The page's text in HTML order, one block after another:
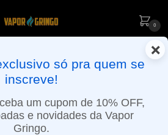
0
EM SÃO PAULO (SEG A SEX): PEDIDOS
ATÉ 15:30 VIA MOTOBOY
×
só pra quem se
inscreve!
um cupom de 10% OFF,
e novidades da Vapor
Gringo.